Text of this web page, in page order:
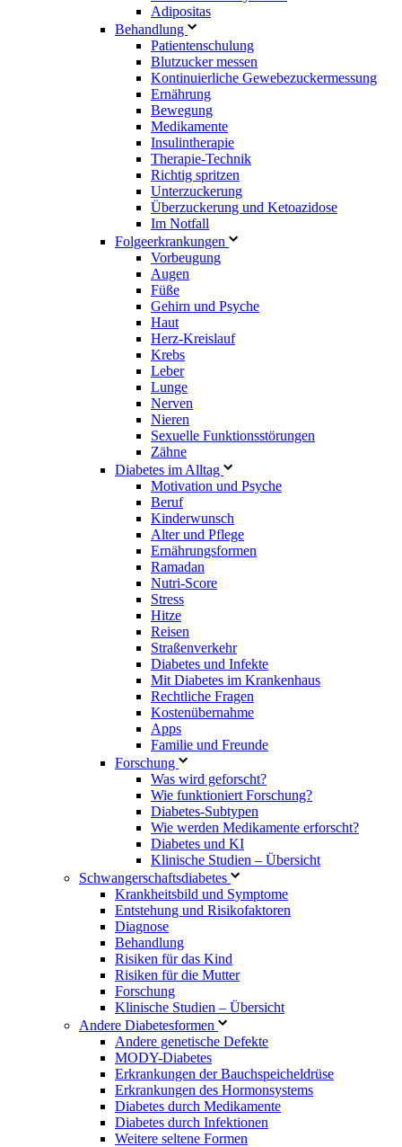
Adipositas
Behandlung
Patientenschulung
Blutzucker messen
Kontinuierliche Gewebezuckermessung
Ernährung
Bewegung
Medikamente
Insulintherapie
Therapie-Technik
Richtig spritzen
Unterzuckerung
Überzuckerung und Ketoazidose
Im Notfall
Folgeerkrankungen
Vorbeugung
Augen
Füße
Gehirn und Psyche
Haut
Herz-Kreislauf
Krebs
Leber
Lunge
Nerven
Nieren
Sexuelle Funktionsstörungen
Zähne
Diabetes im Alltag
Motivation und Psyche
Beruf
Kinderwunsch
Alter und Pflege
Ernährungsformen
Ramadan
Nutri-Score
Stress
Hitze
Reisen
Straßenverkehr
Diabetes und Infekte
Mit Diabetes im Krankenhaus
Rechtliche Fragen
Kostenübernahme
Apps
Familie und Freunde
Forschung
Was wird geforscht?
Wie funktioniert Forschung?
Diabetes-Subtypen
Wie werden Medikamente erforscht?
Diabetes und KI
Klinische Studien – Übersicht
Schwangerschaftsdiabetes
Krankheitsbild und Symptome
Entstehung und Risikofaktoren
Diagnose
Behandlung
Risiken für das Kind
Risiken für die Mutter
Forschung
Klinische Studien – Übersicht
Andere Diabetesformen
Andere genetische Defekte
MODY-Diabetes
Erkrankungen der Bauchspeicheldrüse
Erkrankungen des Hormonsystems
Diabetes durch Medikamente
Diabetes durch Infektionen
Weitere seltene Formen